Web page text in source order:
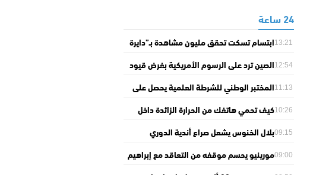
24 ساعة
13:21ابتسام تسكت تحقق مليون مشاهدة بـ”دايرة
12:54الصين ترد على الرسوم الأمريكية بفرض قيود
11:13المختبر الوطني للشرطة العلمية يحصل على
الاعتماد الدولي في جميع تخصصات الخبرة
الجنائية10:26كيف تحمي هاتفك من الحرارة الزائدة داخل
09:15بلال الخنوس يشعل صراع أندية الدوري
09:00مورينيو يحسم موقفه من التعاقد مع إبراهيم